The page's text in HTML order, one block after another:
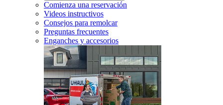
Comienza una reservación
Videos instructivos
Consejos para remolcar
Preguntas frecuentes
Enganches y accesorios